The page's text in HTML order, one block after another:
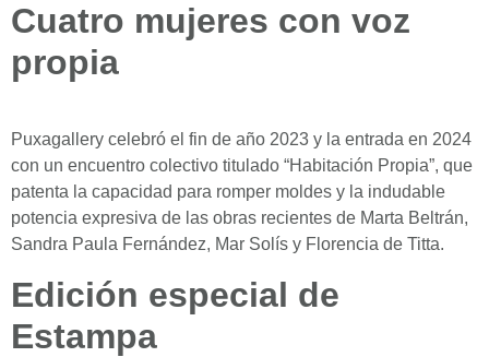
Cuatro mujeres con voz
propia
Puxagallery celebró el fin de año 2023 y la entrada en 2024
con un encuentro colectivo titulado “Habitación Propia”, que
patenta la capacidad para romper moldes y la indudable
potencia expresiva de las obras recientes de Marta Beltrán,
Sandra Paula Fernández, Mar Solís y Florencia de Titta.
Edición especial de
Estampa